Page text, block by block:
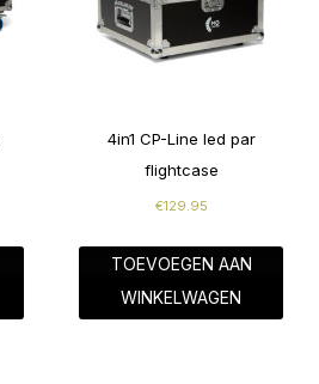
4in1 CP-Line led par
flightcase
€129.95
TOEVOEGEN AAN
WINKELWAGEN